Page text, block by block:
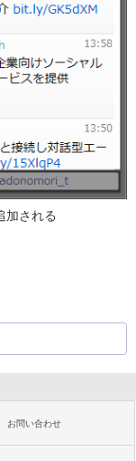
加される
お問い合わせ